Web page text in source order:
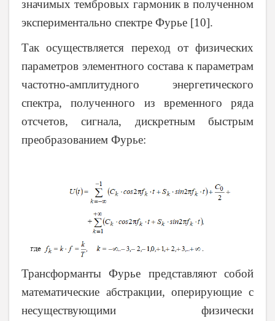
значимых тембровых гармоник в полученном
экспериментально спектре Фурье [10].
Так осуществляется переход от физических
параметров элементного состава к параметрам
частотно-амплитудного энергетического
спектра, полученного из временного ряда
отсчетов, сигнала, дискретным быстрым
преобразованием Фурье:
Трансформанты Фурье представляют собой
математические абстракции, оперирующие с
несуществующими физически